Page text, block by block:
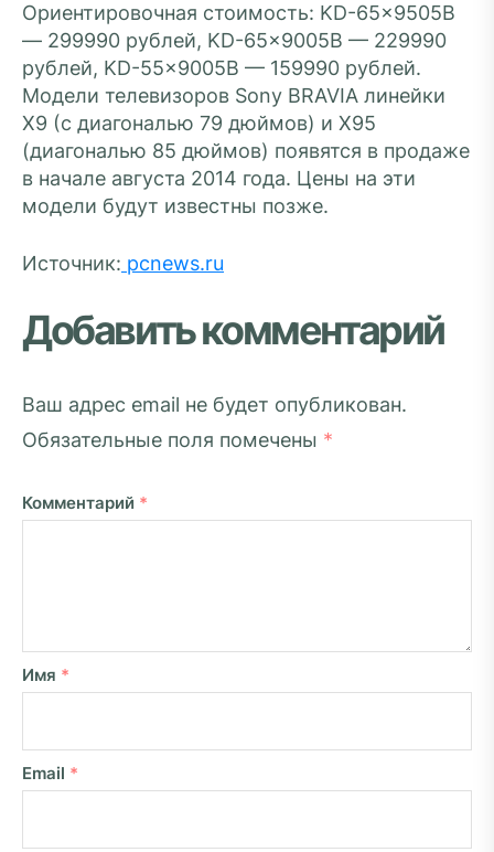
Ориентировочная стоимость: KD-65×9505B
— 299990 рублей, KD-65×9005B — 229990
рублей, KD-55×9005B — 159990 рублей.
Модели телевизоров Sony BRAVIA линейки
X9 (с диагональю 79 дюймов) и X95
(диагональю 85 дюймов) появятся в продаже
в начале августа 2014 года. Цены на эти
модели будут известны позже.
Источник: pcnews.ru
Добавить комментарий
Ваш адрес email не будет опубликован.
Обязательные поля помечены *
Комментарий *
Имя *
Email *